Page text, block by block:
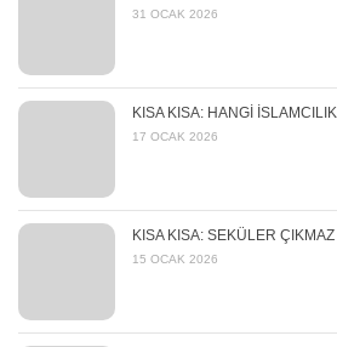
31 OCAK 2026
KISA KISA: HANGİ İSLAMCILIK
17 OCAK 2026
KISA KISA: SEKÜLER ÇIKMAZ
15 OCAK 2026